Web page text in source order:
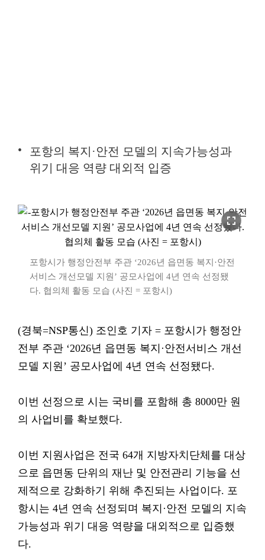
포항의 복지·안전 모델의 지속가능성과
위기 대응 역량 대외적 입증
fullscreen
포항시가 행정안전부 주관 ‘2026년 읍면동 복지·안전
서비스 개선모델 지원’ 공모사업에 4년 연속 선정됐
다. 협의체 활동 모습 (사진 = 포항시)
(경북=NSP통신) 조인호 기자 = 포항시가 행정안
전부 주관 ‘2026년 읍면동 복지·안전서비스 개선
모델 지원’ 공모사업에 4년 연속 선정됐다.
이번 선정으로 시는 국비를 포함해 총 8000만 원
의 사업비를 확보했다.
이번 지원사업은 전국 64개 지방자치단체를 대상
으로 읍면동 단위의 재난 및 안전관리 기능을 선
제적으로 강화하기 위해 추진되는 사업이다. 포
항시는 4년 연속 선정되며 복지·안전 모델의 지속
가능성과 위기 대응 역량을 대외적으로 입증했
다.